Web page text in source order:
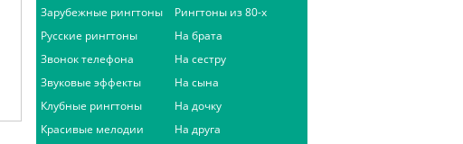
Зарубежные рингтоны
Русские рингтоны
Звонок телефона
Звуковые эффекты
Клубные рингтоны
Красивые мелодии
Рингтоны из 80-х
На брата
На сестру
На сына
На дочку
На друга